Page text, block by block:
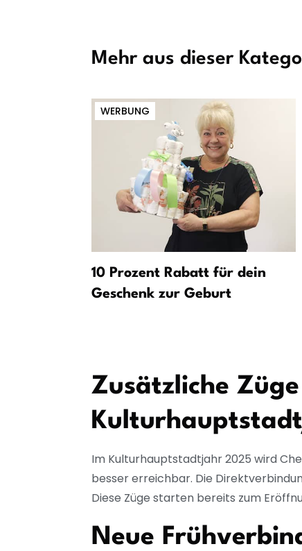
Mehr aus dieser
WERBUNG
10 Prozent Rabatt für dein
Geschenk zur Geburt
Zusätzliche
Im Kulturhauptstadtjahr 2025 wird
besser erreichbar. Die
Diese Züge starten bereits zum
Neue